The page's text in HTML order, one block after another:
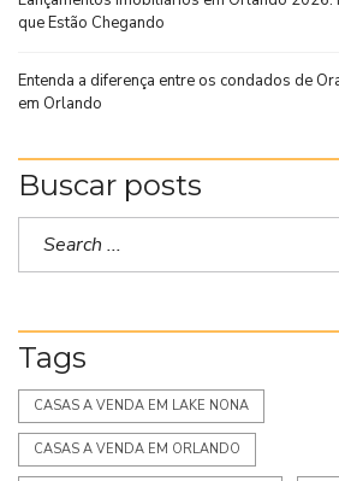
que Estão Chegando
Entenda a diferença entre os condados de
em Orlando
Buscar posts
Tags
CASAS A VENDA EM LAKE NONA
CASAS A VENDA EM ORLANDO